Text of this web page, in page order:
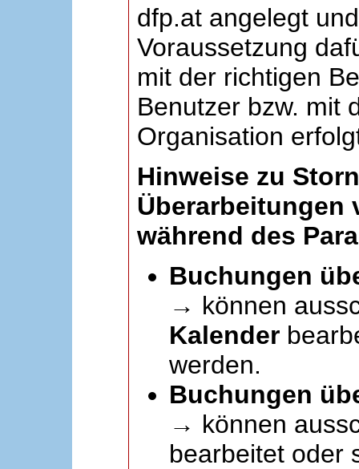
dfp.at angelegt
Voraussetzung
mit der richtigen
Benutzer bzw. mit
Organisation
Hinweise zu
Überarbeitungen
während des
Buchungen
→ können
Kalender
werden.
Buchungen
→ können
bearbeitet oder